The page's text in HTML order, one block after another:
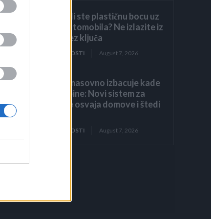
Primijetili ste plastičnu bocu uz
točak automobila? Ne izlazite iz
vozila bez ključa
ZANIMLJIVOSTI August 7, 2026
Evropa masovno izbacuje kade
i tuš-kabine: Novi sistem za
tuširanje osvaja domove i štedi
ZANIMLJIVOSTI August 7, 2026